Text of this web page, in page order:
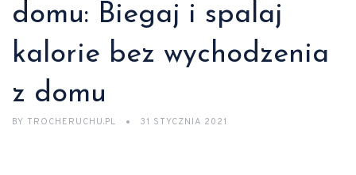
domu: Biegaj i spalaj
kalorie bez wychodzenia
z domu
BY TROCHERUCHU.PL 31 STYCZNIA 2021